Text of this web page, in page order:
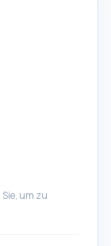
um zu